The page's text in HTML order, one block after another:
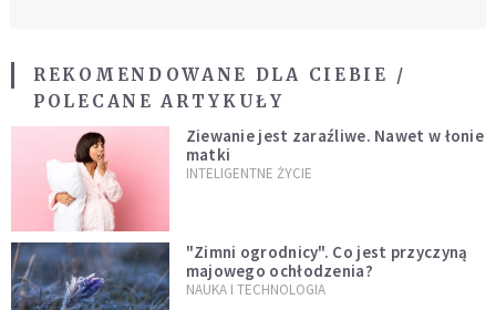
REKOMENDOWANE DLA CIEBIE /
POLECANE ARTYKUŁY
Ziewanie jest zaraźliwe. Nawet w łonie
matki
INTELIGENTNE ŻYCIE
"Zimni ogrodnicy". Co jest przyczyną
majowego ochłodzenia?
NAUKA I TECHNOLOGIA